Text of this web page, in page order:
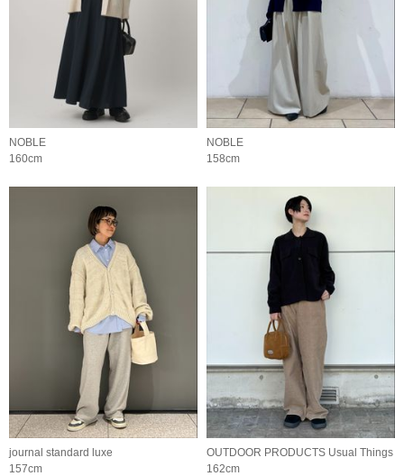
NOBLE
160cm
NOBLE
158cm
journal standard luxe
157cm
OUTDOOR PRODUCTS Usual Things
162cm